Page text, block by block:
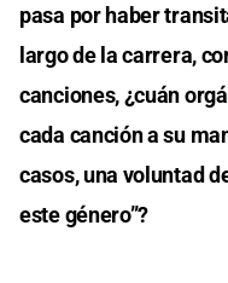
pasa por haber
largo de la carrera,
canciones, ¿cuán
cada canción a su
casos, una voluntad
este género”?